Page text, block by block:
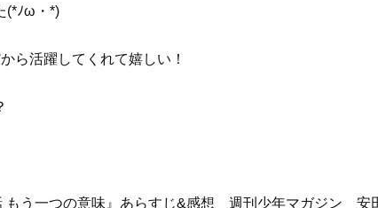
(*ﾉω・*)
ら活躍してくれて嬉しい！